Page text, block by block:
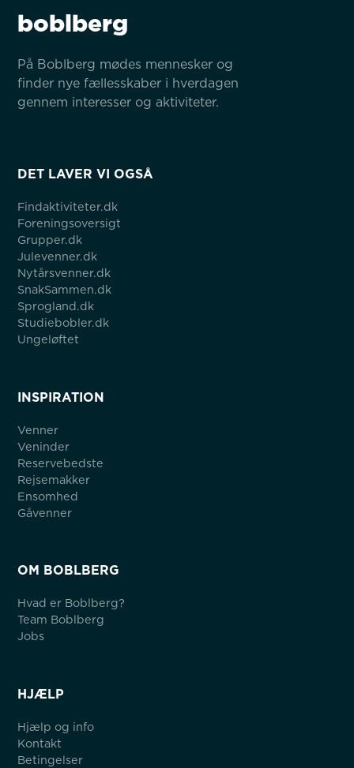
boblberg
På Boblberg mødes mennesker og
finder nye fællesskaber i hverdagen
gennem interesser og aktiviteter.
DET LAVER VI OGSÅ
Findaktiviteter.dk
Foreningsoversigt
Grupper.dk
Julevenner.dk
Nytårsvenner.dk
SnakSammen.dk
Sprogland.dk
Studiebobler.dk
Ungeløftet
INSPIRATION
Venner
Veninder
Reservebedste
Rejsemakker
Ensomhed
Gåvenner
OM BOBLBERG
Hvad er Boblberg?
Team Boblberg
Jobs
HJÆLP
Hjælp og info
Kontakt
Betingelser